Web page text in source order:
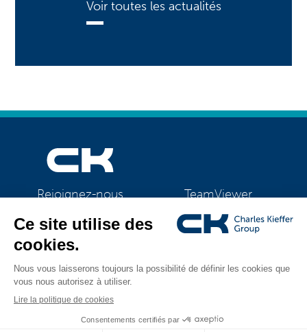
Voir toutes les actualités
Rejoignez-nous TeamViewer
CK Support Mac / PC
©2026 CK Group
Tous droits réservés|Mentions légales
Politique de cookies|Gestion des cookies